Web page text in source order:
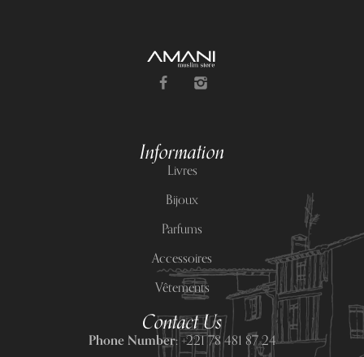
Information
Livres
Bijoux
Parfums
Accessoires
Vêtements
Contact Us
Phone Number:+221 78 481 87 24